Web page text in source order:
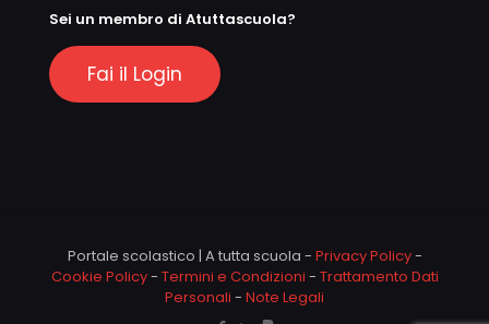
Sei un membro di Atuttascuola?
Fai il Login
Portale scolastico | A tutta scuola - Privacy Policy-
Cookie Policy- Termini e Condizioni - Trattamento Dati
Personali - Note Legali